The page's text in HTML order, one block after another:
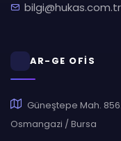
bilgi@hukas.com.tr
AR-GE OFİS
Güneştepe Mah.
Osmangazi / Bursa